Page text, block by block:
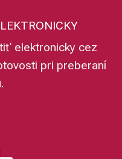
elektronicky cez
pri preberaní